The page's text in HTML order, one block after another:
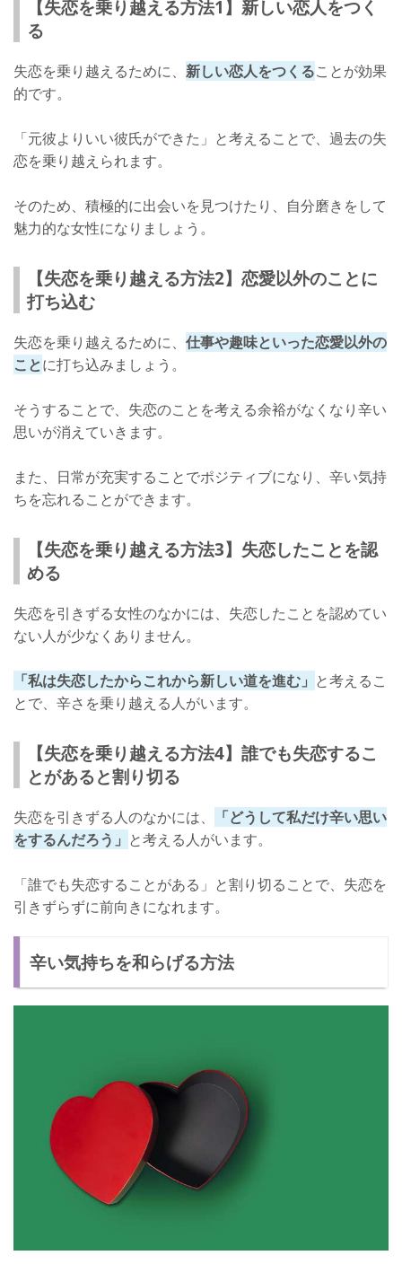
【失恋を乗り越える方法1】新しい恋人をつく
る
失恋を乗り越えるために、 新しい恋人をつくることが効果
的です。
「元彼よりいい彼氏ができた」と考えることで、過去の失
恋を乗り越えられます。
そのため、積極的に出会いを見つけたり、自分磨きをして
魅力的な女性になりましょう。
【失恋を乗り越える方法2】恋愛以外のことに
打ち込む
失恋を乗り越えるために、 仕事や趣味といった恋愛以外の
ことに打ち込みましょう。
そうすることで、失恋のことを考える余裕がなくなり辛い
思いが消えていきます。
また、日常が充実することでポジティブになり、辛い気持
ちを忘れることができます。
【失恋を乗り越える方法3】失恋したことを認
める
失恋を引きずる女性のなかには、失恋したことを認めてい
ない人が少なくありません。
「私は失恋したからこれから新しい道を進む」 と考えるこ
とで、辛さを乗り越える人がいます。
【失恋を乗り越える方法4】誰でも失恋するこ
とがあると割り切る
失恋を引きずる人のなかには、
「どうして私だけ辛い思い
をするんだろう」 と考える人がいます。
「誰でも失恋することがある」と割り切ることで、失恋を
引きずらずに前向きになれます。
辛い気持ちを和らげる方法